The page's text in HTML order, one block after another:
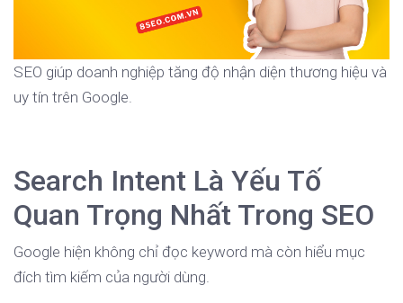
SEO giúp doanh nghiệp tăng độ nhận diện thương hiệu và
uy tín trên Google.
Search Intent Là Yếu Tố
Quan Trọng Nhất Trong SEO
Google hiện không chỉ đọc keyword mà còn hiểu mục
đích tìm kiếm của người dùng.